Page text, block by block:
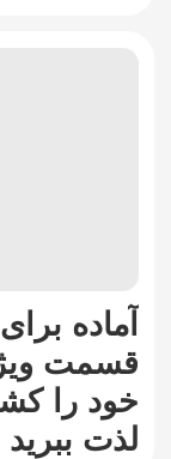
آماده
خود را
لذت